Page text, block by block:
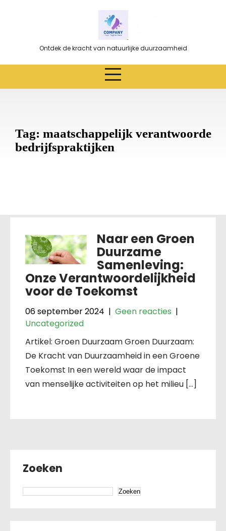
Ontdek de kracht van natuurlijke duurzaamheid
Tag: maatschappelijk verantwoorde
bedrijfspraktijken
Naar een Groen
Duurzame
Samenleving:
Onze Verantwoordelijkheid
voor de Toekomst
06 september 2024 | Geen reacties |
Uncategorized
Artikel: Groen Duurzaam Groen Duurzaam:
De Kracht van Duurzaamheid in een Groene
Toekomst In een wereld waar de impact
van menselijke activiteiten op het milieu […]
Zoeken
Zoeken